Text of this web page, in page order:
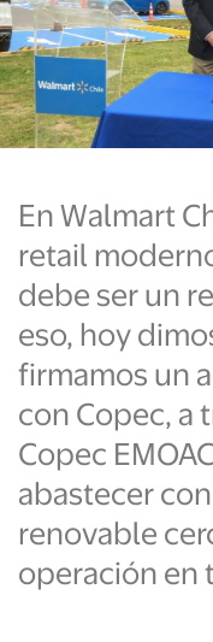
En Walmart
retail
debe ser un
eso, hoy
firmamos un
con Copec, a
Copec
abastecer con
renovable
operación en